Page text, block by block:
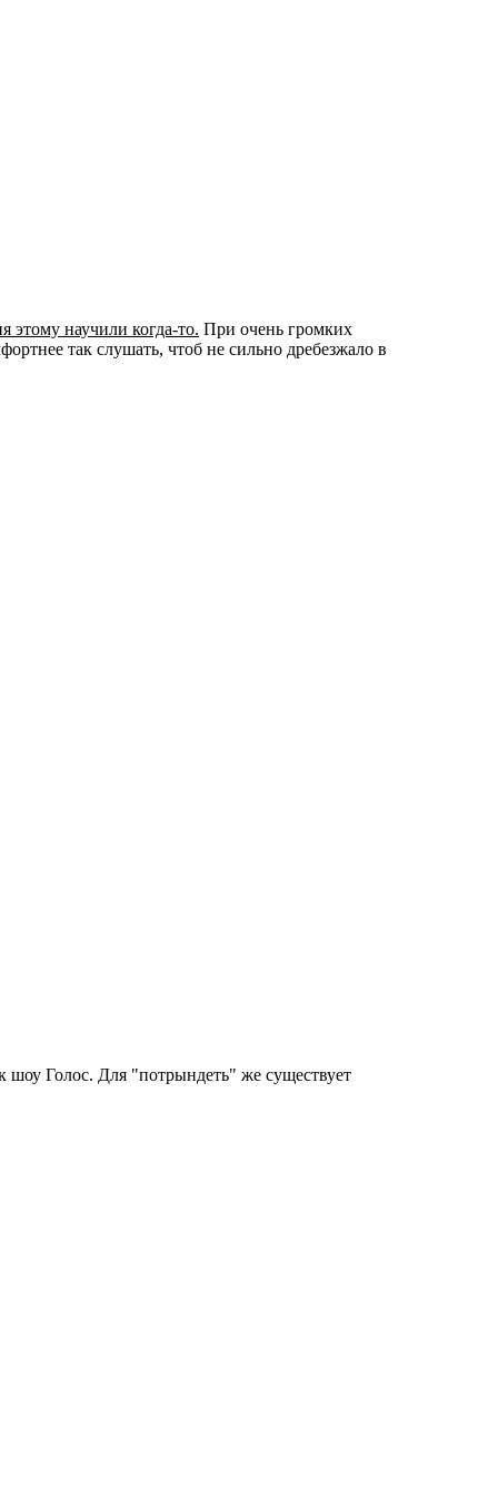
этому научили когда-то. При очень громких
так слушать, чтоб не сильно дребезжало в
шоу Голос. Для "потрындеть" же существует